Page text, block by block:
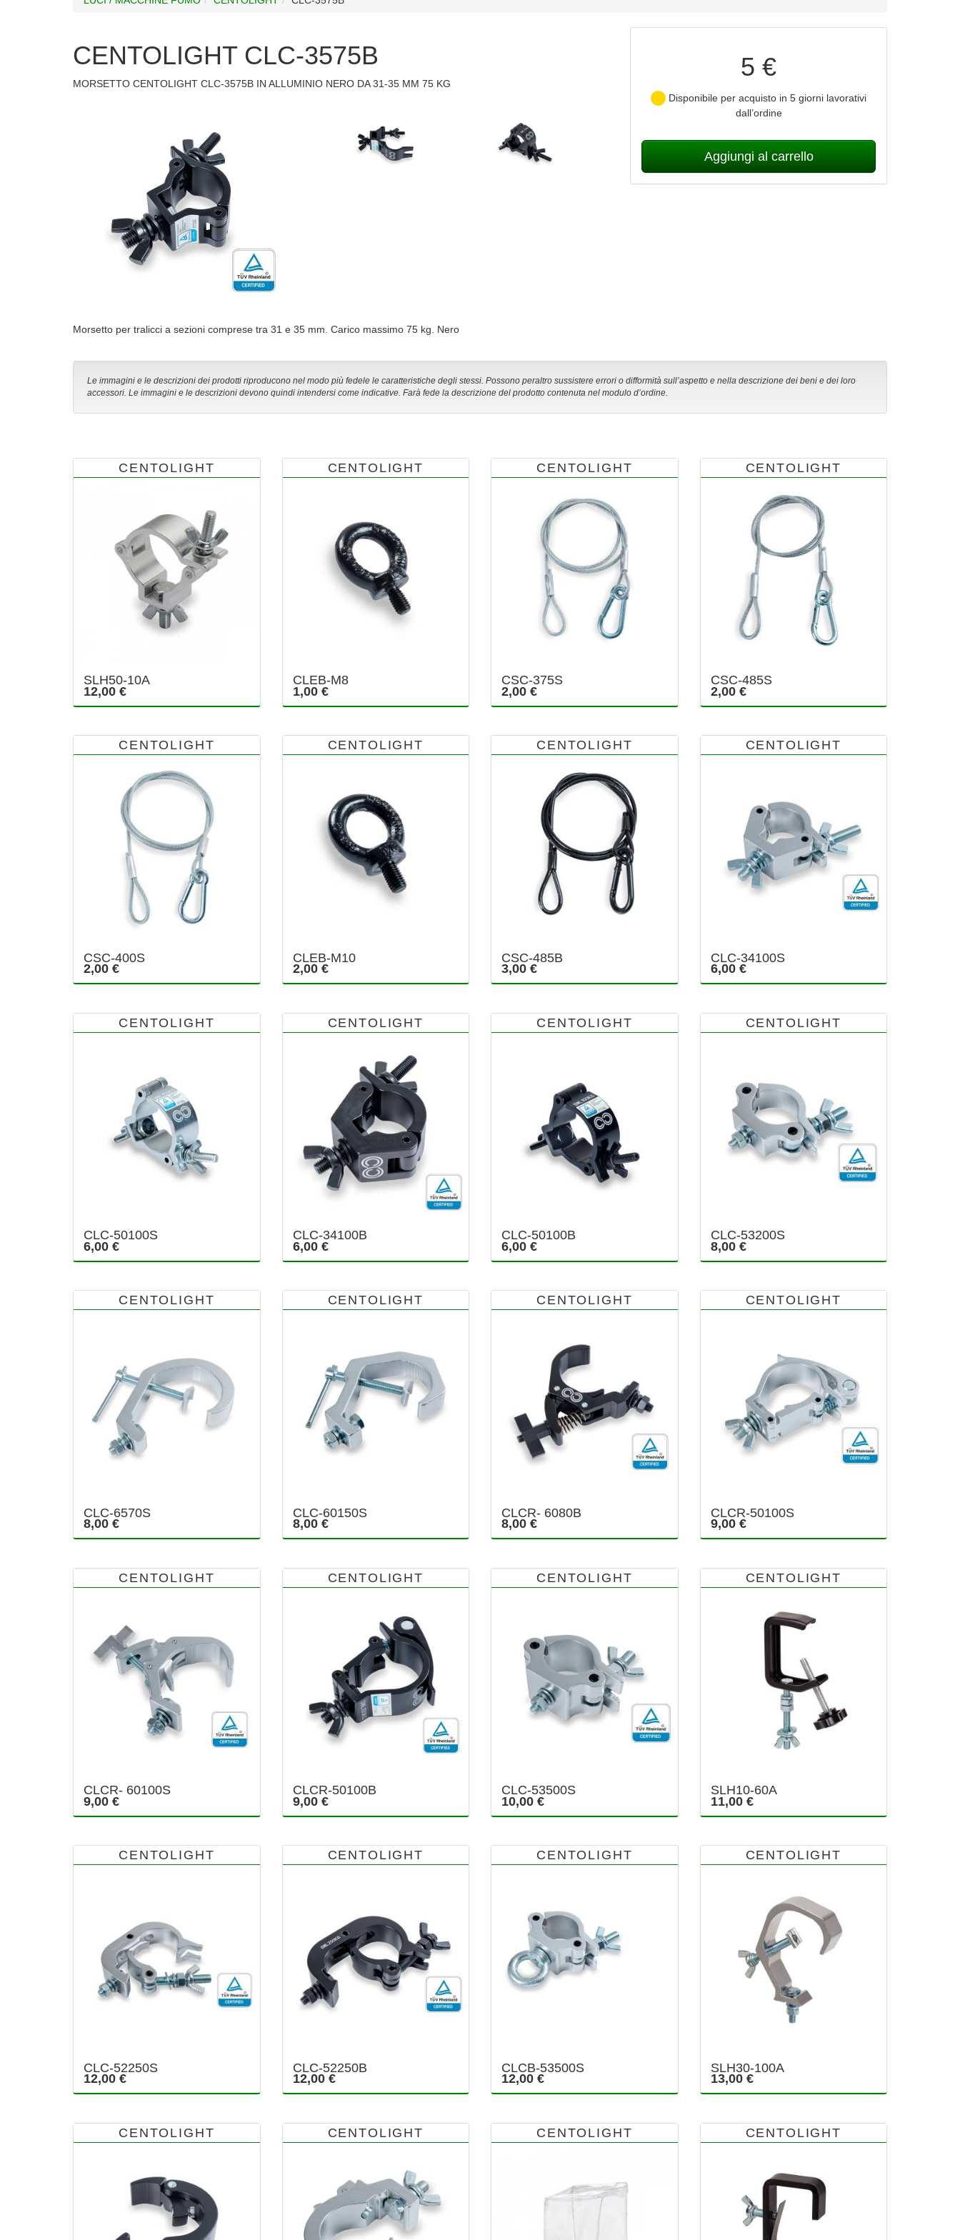
5 €
Disponibile per acquisto in 5 giorni lavorativi
dall’ordine
Aggiungi al carrello
CENTOLIGHT CLC-3575B
MORSETTO CENTOLIGHT CLC-3575B IN ALLUMINIO NERO DA 31-35 MM 75 KG
Morsetto per tralicci a sezioni comprese tra 31 e 35 mm. Carico massimo 75 kg. Nero
Le immagini e le descrizioni dei prodotti riproducono nel modo più fedele le caratteristiche degli stessi. Possono peraltro sussistere errori o difformità sull’aspetto e nella descrizione dei beni e dei loro
accessori. Le immagini e le descrizioni devono quindi intendersi come indicative. Farà fede la descrizione del prodotto contenuta nel modulo d’ordine.
CENTOLIGHT
SLH50-10A
12,00 €
CENTOLIGHT
CLEB-M8
1,00 €
CENTOLIGHT
CSC-375S
2,00 €
CENTOLIGHT
CSC-485S
2,00 €
CENTOLIGHT
CSC-400S
2,00 €
CENTOLIGHT
CLEB-M10
2,00 €
CENTOLIGHT
CSC-485B
3,00 €
CENTOLIGHT
CLC-34100S
6,00 €
CENTOLIGHT
CLC-50100S
6,00 €
CENTOLIGHT
CLC-34100B
6,00 €
CENTOLIGHT
CLC-50100B
6,00 €
CENTOLIGHT
CLC-53200S
8,00 €
CENTOLIGHT
CLC-6570S
8,00 €
CENTOLIGHT
CLC-60150S
8,00 €
CENTOLIGHT
CLCR- 6080B
8,00 €
CENTOLIGHT
CLCR-50100S
9,00 €
CENTOLIGHT
CLCR- 60100S
9,00 €
CENTOLIGHT
CLCR-50100B
9,00 €
CENTOLIGHT
CLC-53500S
10,00 €
CENTOLIGHT
SLH10-60A
11,00 €
CENTOLIGHT
CLC-52250S
12,00 €
CENTOLIGHT
CLC-52250B
12,00 €
CENTOLIGHT
CLCB-53500S
12,00 €
CENTOLIGHT
SLH30-100A
13,00 €
CENTOLIGHT CENTOLIGHT CENTOLIGHT CENTOLIGHT